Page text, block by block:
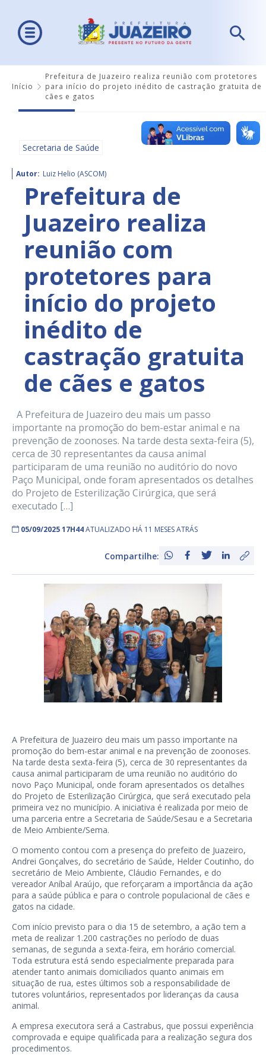
Início
Prefeitura de Juazeiro realiza reunião com protetores
para início do projeto inédito de castração gratuita de
cães e gatos
Secretaria de Saúde
Autor: Luiz Helio (ASCOM)
Prefeitura de
Juazeiro realiza
reunião com
protetores para
início do projeto
inédito de
castração gratuita
de cães e gatos
A Prefeitura de Juazeiro deu mais um passo
importante na promoção do bem-estar animal e na
prevenção de zoonoses. Na tarde desta sexta-feira (5),
cerca de 30 representantes da causa animal
participaram de uma reunião no auditório do novo
Paço Municipal, onde foram apresentados os detalhes
do Projeto de Esterilização Cirúrgica, que será
executado […]
05/09/2025 17H44ATUALIZADO HÁ 11 MESES ATRÁS
Compartilhe:
A Prefeitura de Juazeiro deu mais um passo importante na
promoção do bem-estar animal e na prevenção de zoonoses.
Na tarde desta sexta-feira (5), cerca de 30 representantes da
causa animal participaram de uma reunião no auditório do
novo Paço Municipal, onde foram apresentados os detalhes
do Projeto de Esterilização Cirúrgica, que será executado pela
primeira vez no município. A iniciativa é realizada por meio de
uma parceria entre a Secretaria de Saúde/Sesau e a Secretaria
de Meio Ambiente/Sema.
O momento contou com a presença do prefeito de Juazeiro,
Andrei Gonçalves, do secretário de Saúde, Helder Coutinho, do
secretário de Meio Ambiente, Cláudio Fernandes, e do
vereador Aníbal Araújo, que reforçaram a importância da ação
para a saúde pública e para o controle populacional de cães e
gatos na cidade.
Com início previsto para o dia 15 de setembro, a ação tem a
meta de realizar 1.200 castrações no período de duas
semanas, de segunda a sexta-feira, em horário comercial.
Toda estrutura está sendo especialmente preparada para
atender tanto animais domiciliados quanto animais em
situação de rua, estes últimos sob a responsabilidade de
tutores voluntários, representados por lideranças da causa
animal.
A empresa executora será a Castrabus, que possui experiência
comprovada e equipe qualificada para a realização segura dos
procedimentos.